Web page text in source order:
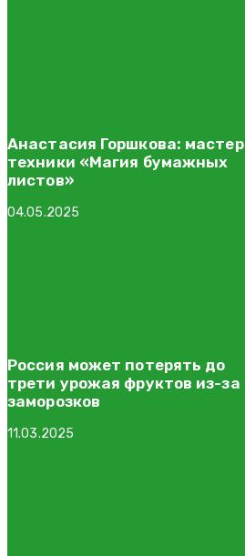
Анастасия Горшкова: мастер
техники «Магия бумажных
листов»
04.05.2025
Россия может потерять до
трети урожая фруктов из-за
заморозков
11.03.2025